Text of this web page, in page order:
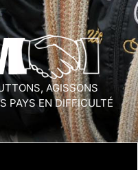
AGISSONS
PAYS EN DIFFICULTÉ